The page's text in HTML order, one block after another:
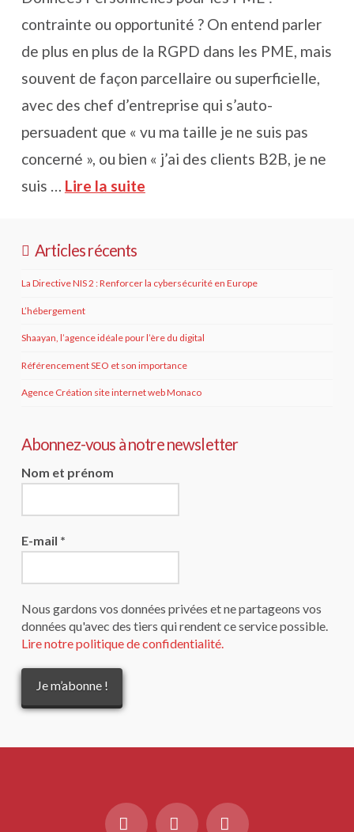
contrainte ou opportunité ? On entend parler
de plus en plus de la RGPD dans les PME, mais
souvent de façon parcellaire ou superficielle,
avec des chef d’entreprise qui s’auto-
persuadent que « vu ma taille je ne suis pas
concerné », ou bien « j’ai des clients B2B, je ne
suis … Lire la suite
Articles récents
La Directive NIS 2 : Renforcer la cybersécurité en Europe
L’hébergement
Shaayan, l’agence idéale pour l’ère du digital
Référencement SEO et son importance
Agence Création site internet web Monaco
Abonnez-vous à notre newsletter
Nom et prénom
E-mail *
Nous gardons vos données privées et ne partageons vos
données qu'avec des tiers qui rendent ce service possible.
Lire notre politique de confidentialité.